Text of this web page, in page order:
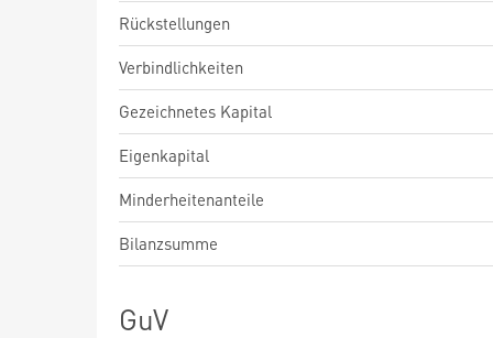
Rückstellungen
Verbindlichkeiten
Gezeichnetes Kapital
Eigenkapital
Minderheitenanteile
Bilanzsumme
GuV